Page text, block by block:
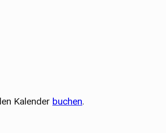
Kalender buchen.